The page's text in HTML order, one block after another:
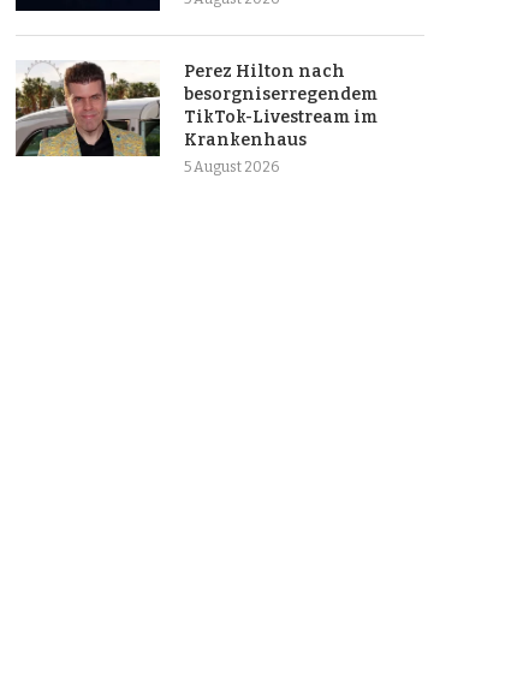
Perez Hilton nach
besorgniserregendem
TikTok-Livestream im
Krankenhaus
5 August 2026